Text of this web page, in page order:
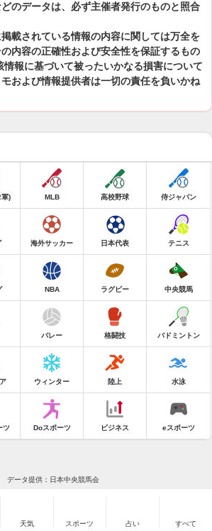
のデータは、必ず主催者発行のものと照合
載されている情報の内容に関しては万全を
内容の正確性および安全性を保証するもの
報に基づいて被ったいかなる損害について
および情報提供者は一切の責任を負いかね
軍) MLB 高校野球 侍ジャパン
海外サッカー 日本代表 テニス
NBA ラグビー 中央競馬
バレー 格闘技 バドミントン
ウィンター 陸上 水泳
ツ Doスポーツ ビジネス eスポーツ
データ提供：日本中央競馬会
天気 スポーツ 占い すべて